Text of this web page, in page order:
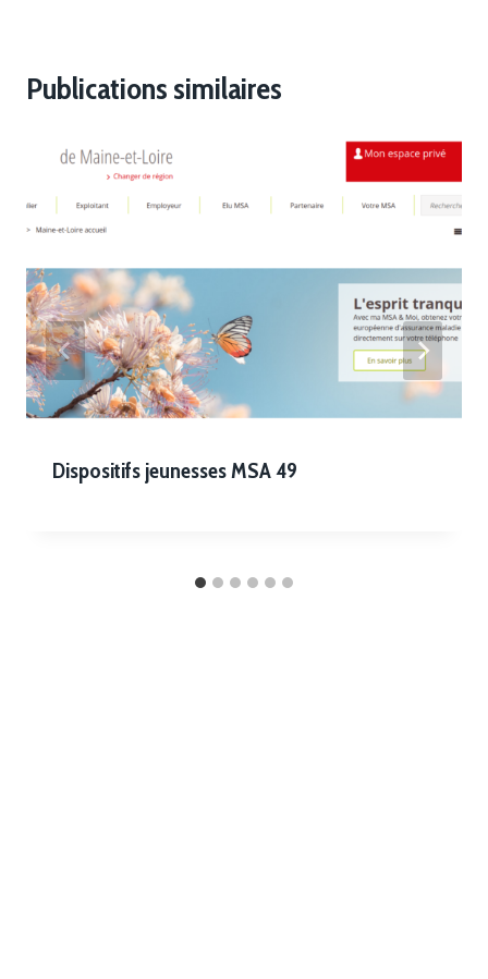
Publications similaires
Dispositifs jeunesses MSA 49